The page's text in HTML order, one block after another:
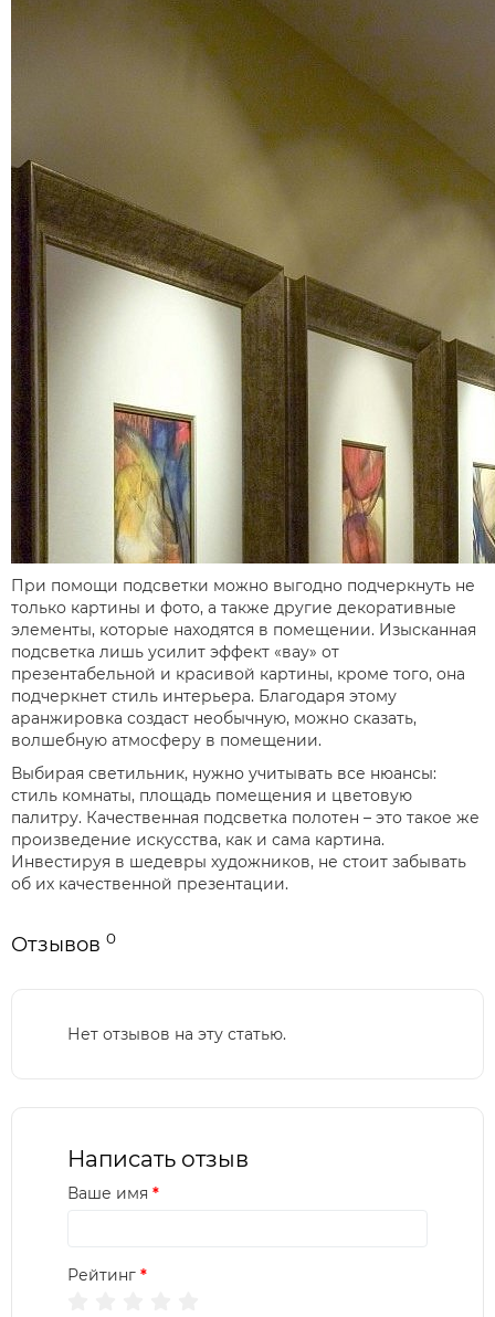
При помощи подсветки можно выгодно подчеркнуть не
только картины и фото, а также другие декоративные
элементы, которые находятся в помещении. Изысканная
подсветка лишь усилит эффект «вау» от
презентабельной и красивой картины, кроме того, она
подчеркнет стиль интерьера. Благодаря этому
аранжировка создаст необычную, можно сказать,
волшебную атмосферу в помещении.
Выбирая светильник, нужно учитывать все нюансы:
стиль комнаты, площадь помещения и цветовую
палитру. Качественная подсветка полотен – это такое же
произведение искусства, как и сама картина.
Инвестируя в шедевры художников, не стоит забывать
об их качественной презентации.
Отзывов 0
Нет отзывов на эту статью.
Написать отзыв
Ваше имя
Рейтинг